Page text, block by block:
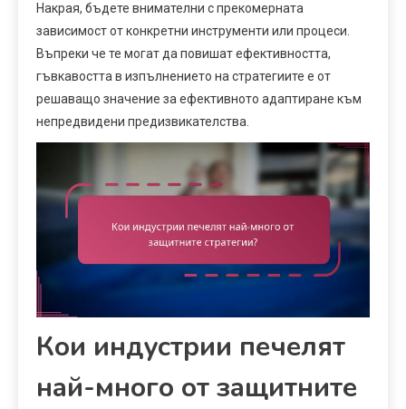
Накрая, бъдете внимателни с прекомерната
зависимост от конкретни инструменти или процеси.
Въпреки че те могат да повишат ефективността,
гъвкавостта в изпълнението на стратегиите е от
решаващо значение за ефективното адаптиране към
непредвидени предизвикателства.
Кои индустрии печелят
най-много от защитните